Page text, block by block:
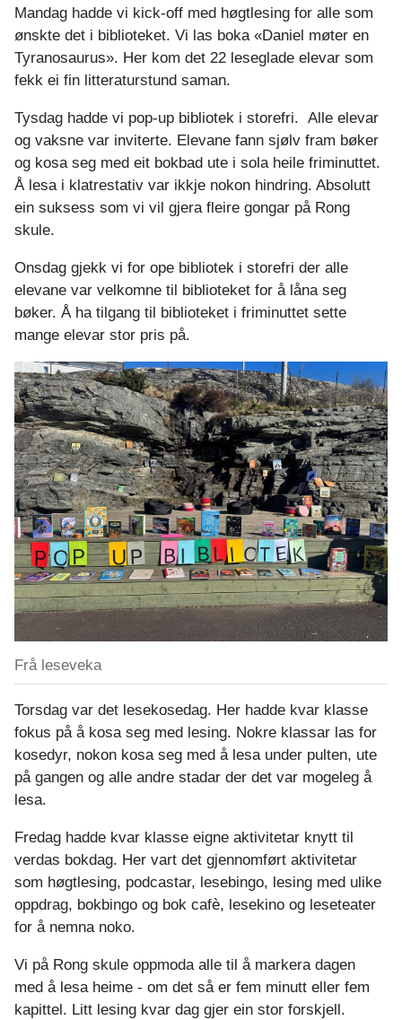
Mandag hadde vi kick-off med høgtlesing for alle som
ønskte det i biblioteket. Vi las boka «Daniel møter en
Tyranosaurus». Her kom det 22 leseglade elevar som
fekk ei fin litteraturstund saman.
Tysdag hadde vi pop-up bibliotek i storefri. Alle elevar
og vaksne var inviterte. Elevane fann sjølv fram bøker
og kosa seg med eit bokbad ute i sola heile friminuttet.
Å lesa i klatrestativ var ikkje nokon hindring. Absolutt
ein suksess som vi vil gjera fleire gongar på Rong
skule.
Onsdag gjekk vi for ope bibliotek i storefri der alle
elevane var velkomne til biblioteket for å låna seg
bøker. Å ha tilgang til biblioteket i friminuttet sette
mange elevar stor pris på.
Frå leseveka
Torsdag var det lesekosedag. Her hadde kvar klasse
fokus på å kosa seg med lesing. Nokre klassar las for
kosedyr, nokon kosa seg med å lesa under pulten, ute
på gangen og alle andre stadar der det var mogeleg å
lesa.
Fredag hadde kvar klasse eigne aktivitetar knytt til
verdas bokdag. Her vart det gjennomført aktivitetar
som høgtlesing, podcastar, lesebingo, lesing med ulike
oppdrag, bokbingo og bok cafè, lesekino og leseteater
for å nemna noko.
Vi på Rong skule oppmoda alle til å markera dagen
med å lesa heime - om det så er fem minutt eller fem
kapittel. Litt lesing kvar dag gjer ein stor forskjell.